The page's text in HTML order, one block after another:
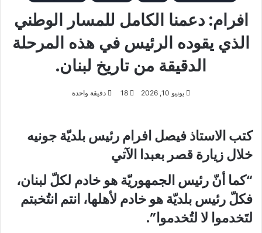
افرام: دعمنا الكامل للمسار الوطني
الذي يقوده الرئيس في هذه المرحلة
الدقيقة من تاريخ لبنان.
يونيو 10, 2026 18 دقيقة واحدة
كتب الاستاذ فيصل افرام رئيس بلديّة جونيه
خلال زيارة قصر بعبدا الآتي
“كما أنّ رئيس الجمهوريّة هو خادم لكلّ لبنان،
فكلّ رئيس بلديّة هو خادم لأهلها، انتم انتُخبتم
لتَخدموا لا لتُخدموا”.